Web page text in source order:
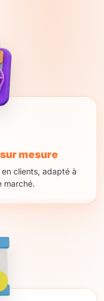
mesure
clients, adapté à
marché.